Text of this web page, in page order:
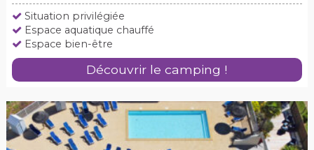
Situation privilégiée
Espace aquatique chauffé
Espace bien-être
Découvrir le camping !